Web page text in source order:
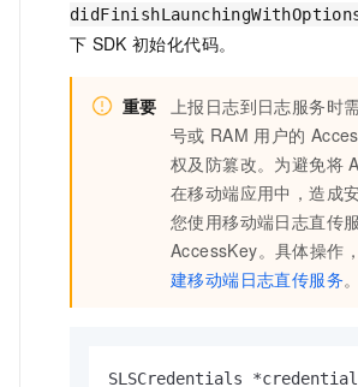
下 SDK 初始化代码。
重要 上报日志到日志服务时
号或 RAM 用户的
权及防篡改。为避免将
在移动端应用中，造成
您使用移动端日志直传
AccessKey。具体操作
建移动端日志直传服务。